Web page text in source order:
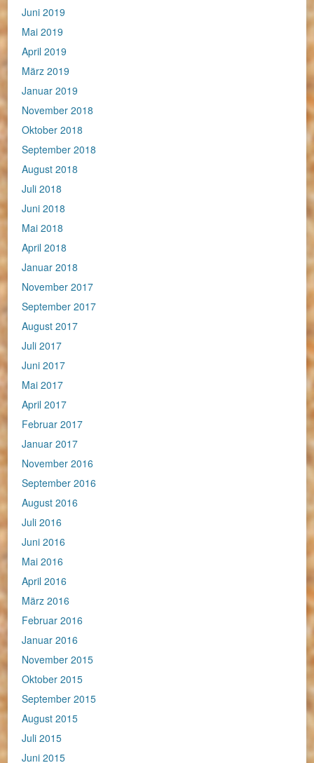
Juni 2019
Mai 2019
April 2019
März 2019
Januar 2019
November 2018
Oktober 2018
September 2018
August 2018
Juli 2018
Juni 2018
Mai 2018
April 2018
Januar 2018
November 2017
September 2017
August 2017
Juli 2017
Juni 2017
Mai 2017
April 2017
Februar 2017
Januar 2017
November 2016
September 2016
August 2016
Juli 2016
Juni 2016
Mai 2016
April 2016
März 2016
Februar 2016
Januar 2016
November 2015
Oktober 2015
September 2015
August 2015
Juli 2015
Juni 2015